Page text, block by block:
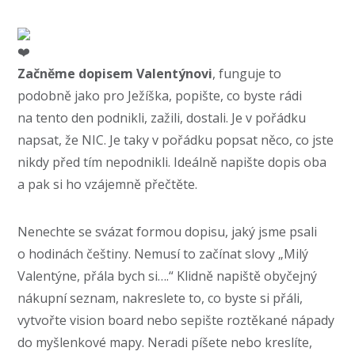
Začněme dopisem Valentýnovi, funguje to
podobně jako pro Ježíška, popište, co byste rádi
na tento den podnikli, zažili, dostali. Je v pořádku
napsat, že NIC. Je taky v pořádku popsat něco, co jste
nikdy před tím nepodnikli. Ideálně napište dopis oba
a pak si ho vzájemně přečtěte.
Nenechte se svázat formou dopisu, jaký jsme psali
o hodinách češtiny. Nemusí to začínat slovy „Milý
Valentýne, přála bych si….“ Klidně napiště obyčejný
nákupní seznam, nakreslete to, co byste si přáli,
vytvořte vision board nebo sepište roztěkané nápady
do myšlenkové mapy. Neradi píšete nebo kreslíte,